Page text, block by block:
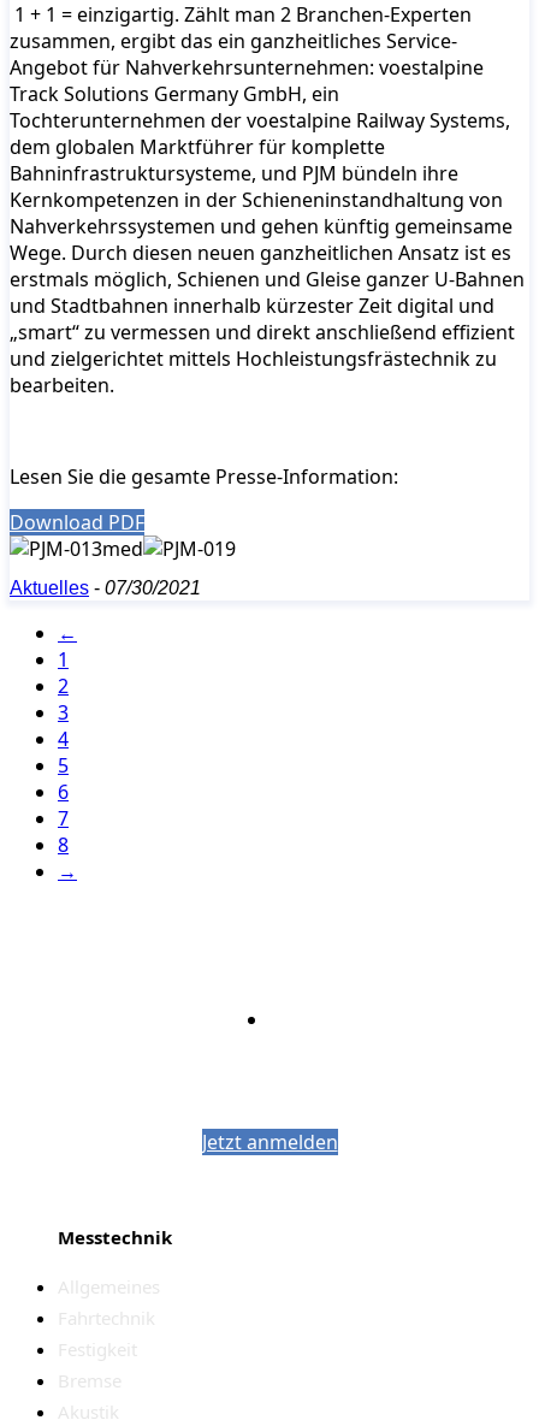
1 + 1 = einzigartig. Zählt man 2 Branchen-Experten
zusammen, ergibt das ein ganzheitliches Service-
Angebot für Nahverkehrsunternehmen: voestalpine
Track Solutions Germany GmbH, ein
Tochterunternehmen der voestalpine Railway Systems,
dem globalen Marktführer für komplette
Bahninfrastruktursysteme, und PJM bündeln ihre
Kernkompetenzen in der Schieneninstandhaltung von
Nahverkehrssystemen und gehen künftig gemeinsame
Wege. Durch diesen neuen ganzheitlichen Ansatz ist es
erstmals möglich, Schienen und Gleise ganzer U-Bahnen
und Stadtbahnen innerhalb kürzester Zeit digital und
„smart“ zu vermessen und direkt anschließend effizient
und zielgerichtet mittels Hochleistungsfrästechnik zu
bearbeiten.
Lesen Sie die gesamte Presse-Information:
Download PDF
Aktuelles - 07/30/2021
←
1
2
3
4
5
6
7
8
→
Jetzt anmelden
Messtechnik
Allgemeines
Fahrtechnik
Festigkeit
Bremse
Akustik